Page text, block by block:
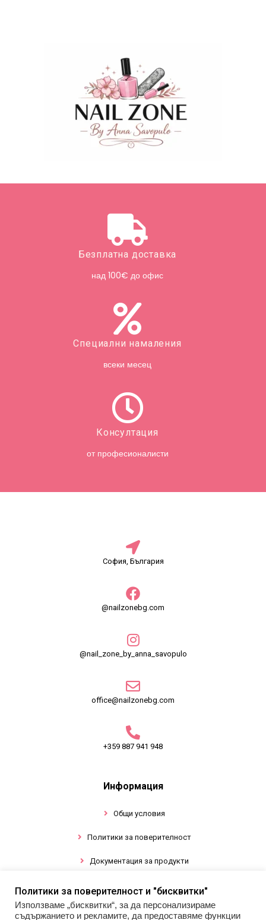
Безплатна доставка
над 100€ до офис
Специални намаления
всеки месец
Консултация
от професионалисти
София, България
@nailzonebg.com
@nail_zone_by_anna_savopulo
office@nailzonebg.com
+359 887 941 948
Информация
Общи условия
Политики за поверителност
Документация за продукти
Промоции
Политики за поверителност и "бисквитки"
Използваме „бисквитки“, за да персонализираме
съдържанието и рекламите, да предоставяме функции